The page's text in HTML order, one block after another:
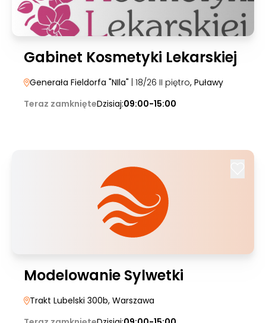
Gabinet Kosmetyki Lekarskiej
Generała Fieldorfa "NIla" | 18/26 II piętro, Puławy
Teraz zamknięteDzisiaj:09:00-15:00
Modelowanie Sylwetki
Trakt Lubelski 300b, Warszawa